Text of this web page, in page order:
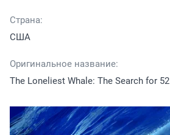
Страна:
США
Оригинальное название:
The Loneliest Whale: The Search for 52